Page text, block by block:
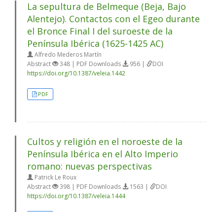
La sepultura de Belmeque (Beja, Bajo
Alentejo). Contactos con el Egeo durante
el Bronce Final I del suroeste de la
Península Ibérica (1625-1425 AC)
Alfredo Mederos Martín
Abstract
348 | PDF Downloads 956 |
DOI
https://doi.org/10.1387/veleia.1442
PDF
Cultos y religión en el noroeste de la
Península Ibérica en el Alto Imperio
romano: nuevas perspectivas
Patrick Le Roux
Abstract
398 | PDF Downloads 1563 |
DOI
https://doi.org/10.1387/veleia.1444